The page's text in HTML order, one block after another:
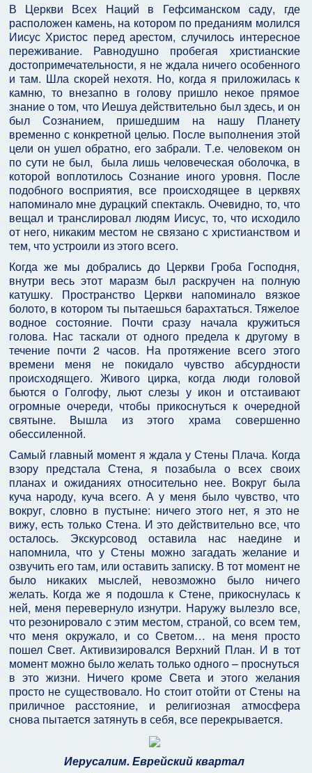
В Церкви Всех Наций в Гефсиманском саду, где
расположен камень, на котором по преданиям молился
Иисус Христос перед арестом, случилось интересное
переживание. Равнодушно пробегая христианские
достопримечательности, я не ждала ничего особенного
и там. Шла скорей нехотя. Но, когда я приложилась к
камню, то внезапно в голову пришло некое прямое
знание о том, что Иешуа действительно был здесь, и он
был Сознанием, пришедшим на нашу Планету
временно с конкретной целью. После выполнения этой
цели он ушел обратно, его забрали. Т.е. человеком он
по сути не был, была лишь человеческая оболочка, в
которой воплотилось Сознание иного уровня. После
подобного восприятия, все происходящее в церквях
напоминало мне дурацкий спектакль. Очевидно, то, что
вещал и транслировал людям Иисус, то, что исходило
от него, никаким местом не связано с христианством и
тем, что устроили из этого всего.
Когда же мы добрались до Церкви Гроба Господня,
внутри весь этот маразм был раскручен на полную
катушку. Пространство Церкви напоминало вязкое
болото, в котором ты пытаешься барахтаться. Тяжелое
водное состояние. Почти сразу начала кружиться
голова. Нас таскали от одного предела к другому в
течение почти 2 часов. На протяжение всего этого
времени меня не покидало чувство абсурдности
происходящего. Живого цирка, когда люди головой
бьются о Голгофу, льют слезы у икон и отстаивают
огромные очереди, чтобы прикоснуться к очередной
святыне. Вышла из этого храма совершенно
обессиленной.
Самый главный момент я ждала у Стены Плача. Когда
взору предстала Стена, я позабыла о всех своих
планах и ожиданиях относительно нее. Вокруг была
куча народу, куча всего. А у меня было чувство, что
вокруг, словно в пустыне: ничего этого нет, я это не
вижу, есть только Стена. И это действительно все, что
осталось. Экскурсовод оставила нас наедине и
напомнила, что у Стены можно загадать желание и
озвучить его там, или оставить записку. В тот момент не
было никаких мыслей, невозможно было ничего
желать. Когда же я подошла к Стене, прикоснулась к
ней, меня перевернуло изнутри. Наружу вылезло все,
что резонировало с этим местом, страной, со всем тем,
что меня окружало, и со Светом… на меня просто
пошел Свет. Активизировался Верхний План. И в тот
момент можно было желать только одного – проснуться
в это жизни. Ничего кроме Света и этого желания
просто не существовало. Но стоит отойти от Стены на
приличное расстояние, и религиозная атмосфера
снова пытается затянуть в себя, все перекрывается.
Иерусалим. Еврейский квартал